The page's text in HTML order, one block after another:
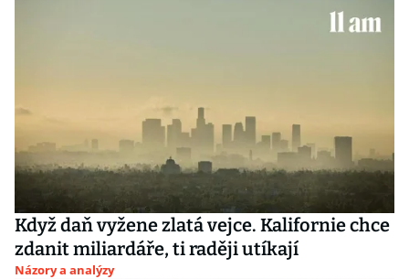
Když daň vyžene zlatá vejce. Kalifornie chce
zdanit miliardáře, ti raději utíkají
Názory a analýzy